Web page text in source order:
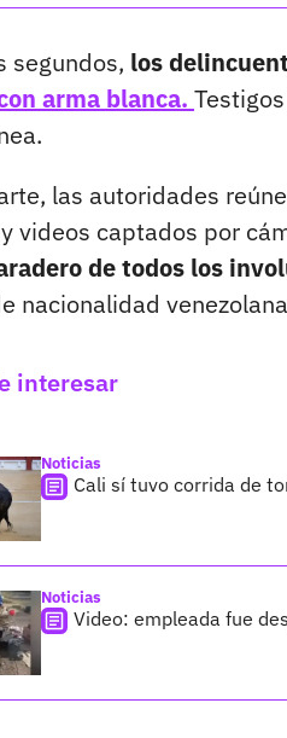
segundos, los
arma blanca.
las autoridades
videos captados por
de todos los
nacionalidad
interesar
Noticias
Cali sí tuvo corrida de
Noticias
Video: empleada fue